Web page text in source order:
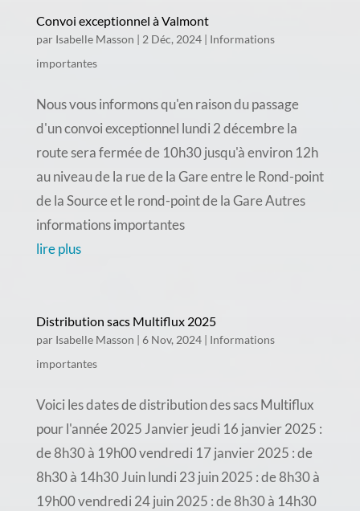
Convoi exceptionnel à Valmont
par Isabelle Masson | 2 Déc, 2024| Informations
importantes
Nous vous informons qu'en raison du passage
d'un convoi exceptionnel lundi 2 décembre la
route sera fermée de 10h30 jusqu'à environ 12h
au niveau de la rue de la Gare entre le Rond-point
de la Source et le rond-point de la Gare Autres
informations importantes
lire plus
Distribution sacs Multiflux 2025
par Isabelle Masson | 6 Nov, 2024| Informations
importantes
Voici les dates de distribution des sacs Multiflux
pour l'année 2025 Janvier jeudi 16 janvier 2025 :
de 8h30 à 19h00 vendredi 17 janvier 2025 : de
8h30 à 14h30 Juin lundi 23 juin 2025 : de 8h30 à
19h00 vendredi 24 juin 2025 : de 8h30 à 14h30